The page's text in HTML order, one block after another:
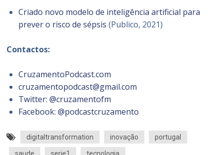
Criado novo modelo de inteligência artificial para
prever o risco de sépsis (Publico, 2021)
Contactos:
CruzamentoPodcast.com
cruzamentopodcast@gmail.com
Twitter: @cruzamentofm
Facebook: @podcastcruzamento
digitaltransformation inovação portugal